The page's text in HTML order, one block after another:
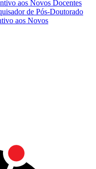
aos Novos Docentes
de Pós-Doutorado
aos Novos